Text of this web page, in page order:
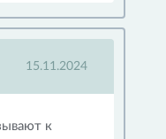
15.11.2024
к